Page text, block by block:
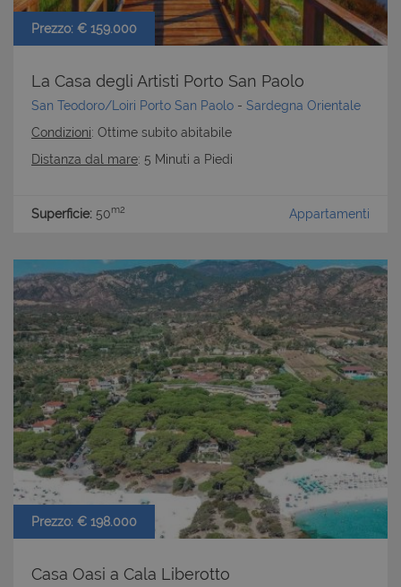
Prezzo: € 159.000
La Casa degli Artisti Porto San Paolo
San Teodoro/Loiri Porto San Paolo - Sardegna Orientale
Condizioni: Ottime subito abitabile
Distanza dal mare: 5 Minuti a Piedi
Superficie: 50m2 Appartamenti
Prezzo: € 198.000
Casa Oasi a Cala Liberotto